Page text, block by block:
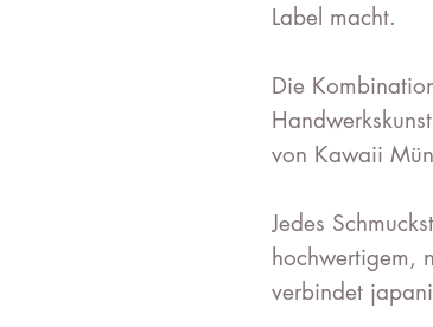
Label macht.
Die
von Kawaii
Jedes
hochwertigem,
verbindet